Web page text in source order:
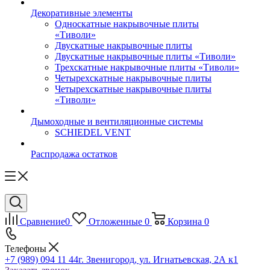
Декоративные элементы
Односкатные накрывочные плиты
«Тиволи»
Двускатные накрывочные плиты
Двускатные накрывочные плиты «Тиволи»
Трехскатные накрывочные плиты «Тиволи»
Четырехскатные накрывочные плиты
Четырехскатные накрывочные плиты
«Тиволи»
Дымоходные и вентиляционные системы
SCHIEDEL VENT
Распродажа остатков
Сравнение0 Отложенные 0 Корзина 0
Телефоны
+7 (989) 094 11 44г. Звенигород, ул. Игнатьевская, 2А к1